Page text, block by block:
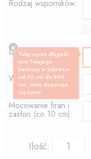
Rodzaj wsporników:
Długość profilu:
Wzór końcówki:
Mocowanie firan i
zasłon (co 10 cm):
Ilość:
Tutaj wpisz długość
rury Twojego
karnisza w zakresie
od 50 cm do 960
cm, cena dopasuje
się sama.